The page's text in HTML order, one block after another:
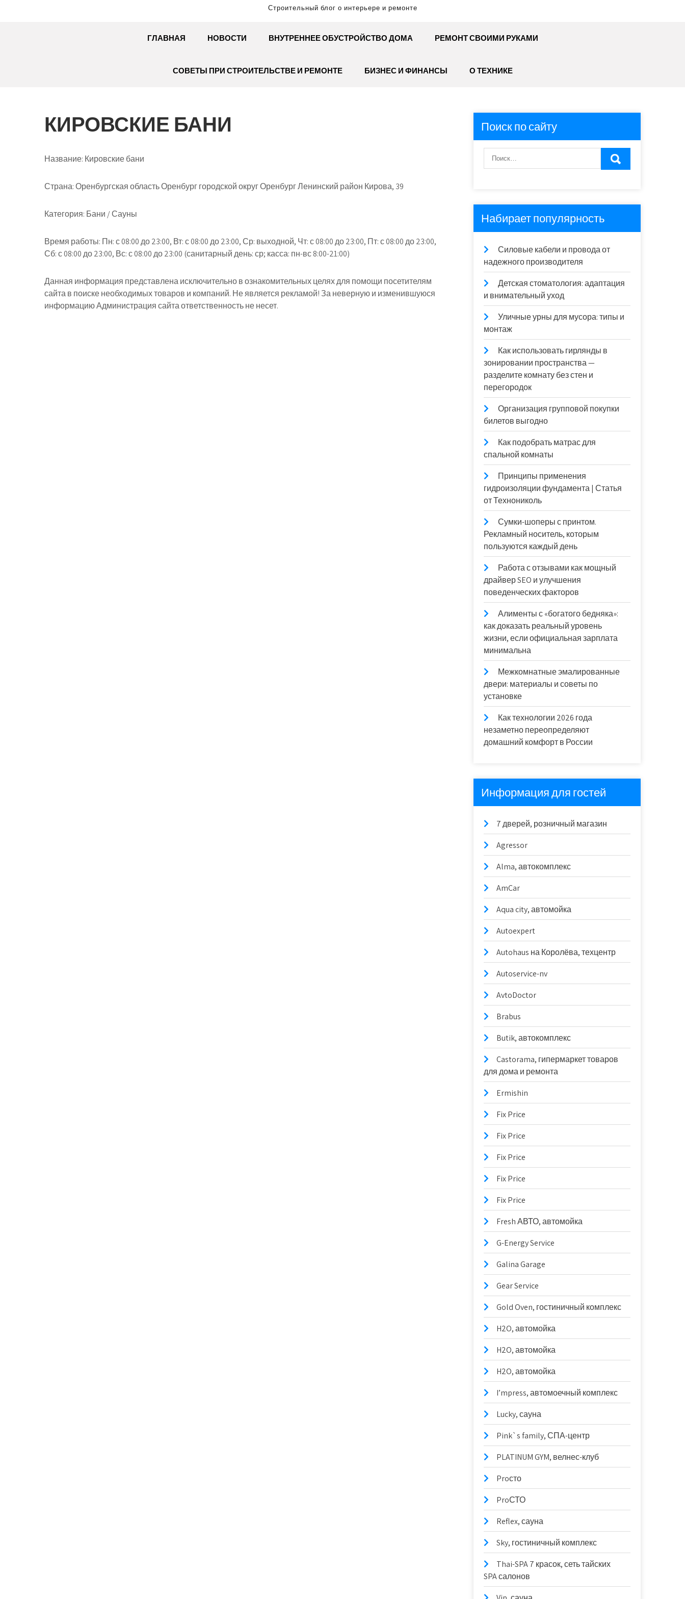
Строительный блог о интерьере и ремонте
ГЛАВНАЯ НОВОСТИ ВНУТРЕННЕЕ ОБУСТРОЙСТВО ДОМА РЕМОНТ СВОИМИ РУКАМИ
СОВЕТЫ ПРИ СТРОИТЕЛЬСТВЕ И РЕМОНТЕ БИЗНЕС И ФИНАНСЫ О ТЕХНИКЕ
КИРОВСКИЕ БАНИ
Название: Кировские бани
Страна:Оренбургская область Оренбург городской округ Оренбург Ленинский район Кирова, 39
Категория: Бани / Сауны
Время работы: Пн: с 08:00 до 23:00, Вт: с 08:00 до 23:00, Ср: выходной, Чт: с 08:00 до 23:00, Пт: с 08:00 до 23:00,
Сб: с 08:00 до 23:00, Вс: с 08:00 до 23:00 (санитарный день: ср; касса: пн-вс 8:00-21:00)
Данная информация представлена исключительно в ознакомительных целях для помощи посетителям
сайта в поиске необходимых товаров и компаний. Не является рекламой! За неверную и изменившуюся
информацию Администрация сайта ответственность не несет.
Поиск по сайту
Набирает популярность
Силовые кабели и провода от
надежного производителя
Детская стоматология: адаптация
и внимательный уход
Уличные урны для мусора: типы и
монтаж
Как использовать гирлянды в
зонировании пространства —
разделите комнату без стен и
перегородок
Организация групповой покупки
билетов выгодно
Как подобрать матрас для
спальной комнаты
Принципы применения
гидроизоляции фундамента | Статья
от Технониколь
Сумки-шоперы с принтом.
Рекламный носитель, которым
пользуются каждый день
Работа с отзывами как мощный
драйвер SEO и улучшения
поведенческих факторов
Алименты с «богатого бедняка»:
как доказать реальный уровень
жизни, если официальная зарплата
минимальна
Межкомнатные эмалированные
двери: материалы и советы по
установке
Как технологии 2026 года
незаметно переопределяют
домашний комфорт в России
Информация для гостей
7 дверей, розничный магазин
Agressor
Alma, автокомплекс
AmCar
Aqua city, автомойка
Autoexpert
Autohaus на Королёва, техцентр
Autoservice-nv
AvtoDoctor
Brabus
Butik, автокомплекс
Castorama, гипермаркет товаров
для дома и ремонта
Ermishin
Fix Price
Fix Price
Fix Price
Fix Price
Fix Price
Fresh АВТО, автомойка
G-Energy Service
Galina Garage
Gear Service
Gold Oven, гостиничный комплекс
H2O, автомойка
H2O, автомойка
H2O, автомойка
I’mpress, автомоечный комплекс
Lucky, сауна
Pink`s family, СПА-центр
PLATINUM GYM, велнес-клуб
Proсто
ProСТО
Reflex, сауна
Sky, гостиничный комплекс
Thai-SPA 7 красок, сеть тайских
SPA салонов